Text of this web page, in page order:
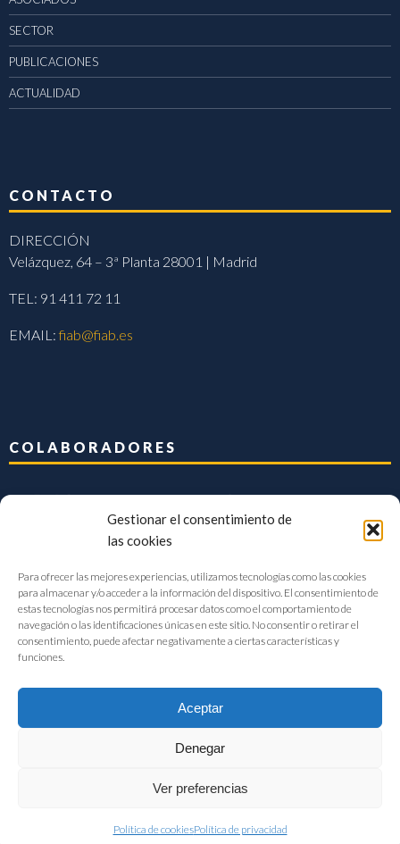
Gestionar el consentimiento de
las cookies
Para ofrecer las mejores experiencias, utilizamos tecnologías como las cookies
para almacenar y/o acceder a la información del dispositivo. El consentimiento de
estas tecnologías nos permitirá procesar datos como el comportamiento de
navegación o las identificaciones únicas en este sitio. No consentir o retirar el
consentimiento, puede afectar negativamente a ciertas características y
funciones.
Aceptar
Denegar
Ver preferencias
Política de cookiesPolítica de privacidad
SECTOR
PUBLICACIONES
ACTUALIDAD
CONTACTO
DIRECCIÓN
Velázquez, 64 – 3ª Planta 28001 | Madrid
TEL: 91 411 72 11
EMAIL:fiab@fiab.es
COLABORADORES
FIAB Federación Española de Industrias de la Alimentación y Bebidas